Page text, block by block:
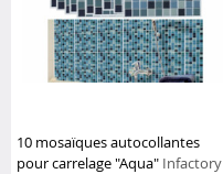
10 mosaïques autocollantes
pour carrelage "Aqua" Infactory